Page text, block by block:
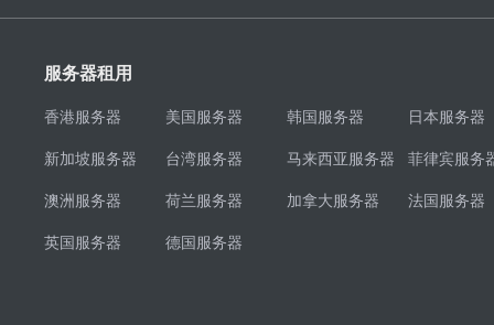
服务器租用
香港服务器 美国服务器 韩国服务器 日本服务器
新加坡服务器 台湾服务器 马来西亚服务器 菲律宾服务
澳洲服务器 荷兰服务器 加拿大服务器 法国服务器
英国服务器 德国服务器